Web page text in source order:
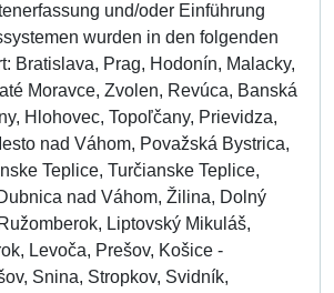
und/oder Einführung
wurden in den folgenden
Bratislava, Prag, Hodonín, Malacky,
Moravce, Zvolen, Revúca, Banská
Hlohovec, Topoľčany, Prievidza,
nad Váhom, Považská Bystrica,
Teplice, Turčianske Teplice,
nad Váhom, Žilina, Dolný
Liptovský Mikuláš,
Levoča, Prešov, Košice -
Snina, Stropkov, Svidník,